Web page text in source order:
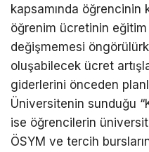
kapsamında öğrencinin
öğrenim ücretinin
değişmemesi
oluşabilecek ücret
giderlerini önceden
Üniversitenin sunduğu
ise öğrencilerin
ÖSYM ve tercih